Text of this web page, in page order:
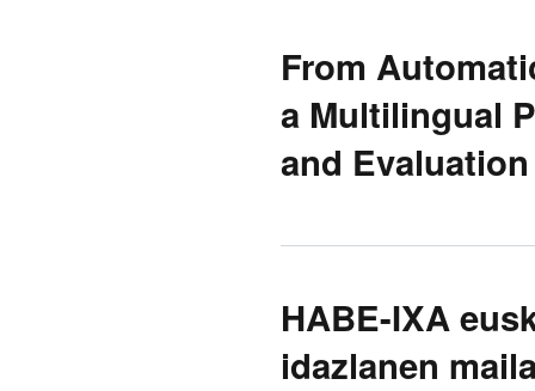
From
a Multilingual
and Evaluation
HABE-IXA
idazlanen